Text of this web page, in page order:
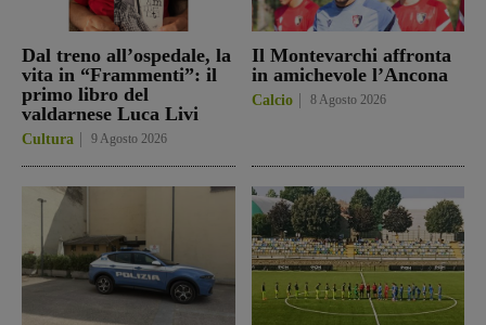
Dal treno all’ospedale, la
vita in “Frammenti”: il
primo libro del
valdarnese Luca Livi
Cultura 9 Agosto 2026
Il Montevarchi affronta
in amichevole l’Ancona
Calcio 8 Agosto 2026